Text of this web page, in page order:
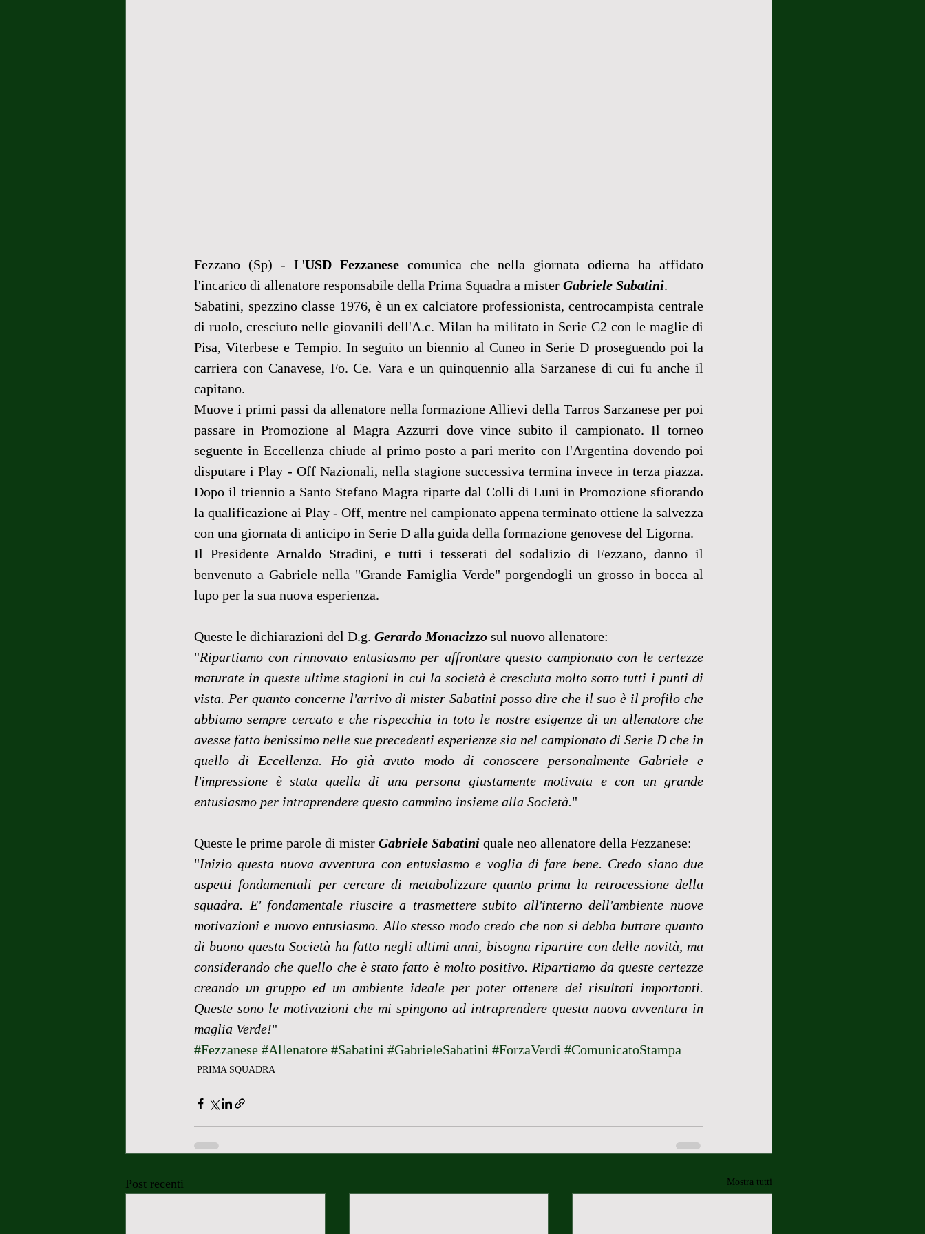
Fezzano (Sp) - L'USD Fezzanese comunica che nella giornata odierna ha affidato
l'incarico di allenatore responsabile della Prima Squadra a mister Gabriele Sabatini.
Sabatini, spezzino classe 1976, è un ex calciatore professionista, centrocampista centrale
di ruolo, cresciuto nelle giovanili dell'A.c. Milan ha militato in Serie C2 con le maglie di
Pisa, Viterbese e Tempio. In seguito un biennio al Cuneo in Serie D proseguendo poi la
carriera con Canavese, Fo. Ce. Vara e un quinquennio alla Sarzanese di cui fu anche il
capitano.
Muove i primi passi da allenatore nella formazione Allievi della Tarros Sarzanese per poi
passare in Promozione al Magra Azzurri dove vince subito il campionato. Il torneo
seguente in Eccellenza chiude al primo posto a pari merito con l'Argentina dovendo poi
disputare i Play - Off Nazionali, nella stagione successiva termina invece in terza piazza.
Dopo il triennio a Santo Stefano Magra riparte dal Colli di Luni in Promozione sfiorando
la qualificazione ai Play - Off, mentre nel campionato appena terminato ottiene la salvezza
con una giornata di anticipo in Serie D alla guida della formazione genovese del Ligorna.
Il Presidente Arnaldo Stradini, e tutti i tesserati del sodalizio di Fezzano, danno il
benvenuto a Gabriele nella "Grande Famiglia Verde" porgendogli un grosso in bocca al
lupo per la sua nuova esperienza.
Queste le dichiarazioni del D.g. Gerardo Monacizzo sul nuovo allenatore:
"Ripartiamo con rinnovato entusiasmo per affrontare questo campionato con le certezze
maturate in queste ultime stagioni in cui la società è cresciuta molto sotto tutti i punti di
vista. Per quanto concerne l'arrivo di mister Sabatini posso dire che il suo è il profilo che
abbiamo sempre cercato e che rispecchia in toto le nostre esigenze di un allenatore che
avesse fatto benissimo nelle sue precedenti esperienze sia nel campionato di Serie D che in
quello di Eccellenza. Ho già avuto modo di conoscere personalmente Gabriele e
l'impressione è stata quella di una persona giustamente motivata e con un grande
entusiasmo per intraprendere questo cammino insieme alla Società."
Queste le prime parole di mister Gabriele Sabatini quale neo allenatore della Fezzanese:
"Inizio questa nuova avventura con entusiasmo e voglia di fare bene. Credo siano due
aspetti fondamentali per cercare di metabolizzare quanto prima la retrocessione della
squadra. E' fondamentale riuscire a trasmettere subito all'interno dell'ambiente nuove
motivazioni e nuovo entusiasmo. Allo stesso modo credo che non si debba buttare quanto
di buono questa Società ha fatto negli ultimi anni, bisogna ripartire con delle novità, ma
considerando che quello che è stato fatto è molto positivo. Ripartiamo da queste certezze
creando un gruppo ed un ambiente ideale per poter ottenere dei risultati importanti.
Queste sono le motivazioni che mi spingono ad intraprendere questa nuova avventura in
maglia Verde!"
#Fezzanese #Allenatore #Sabatini #GabrieleSabatini #ForzaVerdi #ComunicatoStampa
PRIMA SQUADRA
Post recenti Mostra tutti